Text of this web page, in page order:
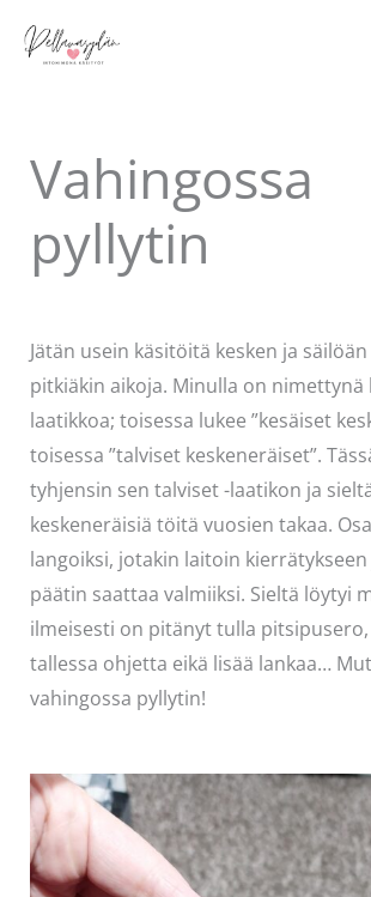
sisältöön
Vahingossa
pyllytin
Jätän usein käsitöitä kesken ja
pitkiäkin aikoja. Minulla on nimettynä
laatikkoa; toisessa lukee ”kesäiset
toisessa ”talviset keskeneräiset”.
tyhjensin sen talviset -laatikon ja
keskeneräisiä töitä vuosien takaa.
langoiksi, jotakin laitoin
päätin saattaa valmiiksi. Sieltä löytyi
ilmeisesti on pitänyt tulla
tallessa ohjetta eikä lisää lankaa…
vahingossa pyllytin!